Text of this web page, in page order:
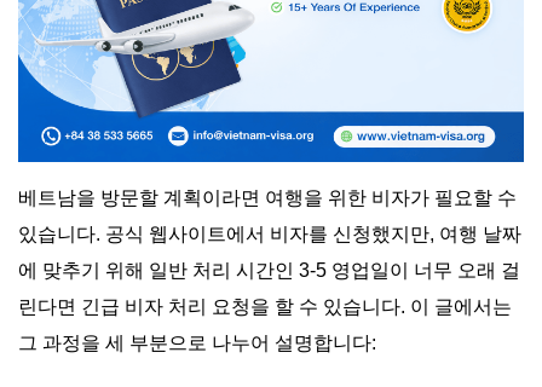
베트남을 방문할 계획이라면 여행을 위한 비자가 필요할 수
있습니다. 공식 웹사이트에서 비자를 신청했지만, 여행 날짜
에 맞추기 위해 일반 처리 시간인 3-5 영업일이 너무 오래 걸
린다면 긴급 비자 처리 요청을 할 수 있습니다. 이 글에서는
그 과정을 세 부분으로 나누어 설명합니다: